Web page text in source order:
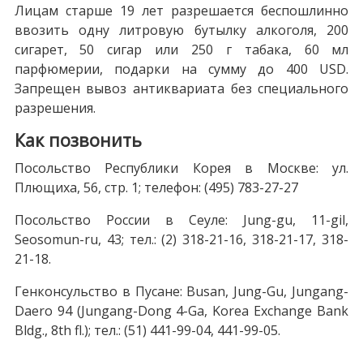
Лицам старше 19 лет разрешается беспошлинно
ввозить одну литровую бутылку алкоголя, 200
сигарет, 50 сигар или 250 г табака, 60 мл
парфюмерии, подарки на сумму до 400 USD.
Запрещен вывоз антиквариата без специального
разрешения.
Как позвонить
Посольство Республики Корея в Москве: ул.
Плющиха, 56, стр. 1; телефон: (495) 783-27-27
Посольство России в Сеуле: Jung-gu, 11-gil,
Seosomun-ru, 43; тел.: (2) 318-21-16, 318-21-17, 318-
21-18.
Генконсульство в Пусане: Busan, Jung-Gu, Jungang-
Daero 94 (Jungang-Dong 4-Ga, Korea Exchange Bank
Bldg., 8th fl.); тел.: (51) 441-99-04, 441-99-05.